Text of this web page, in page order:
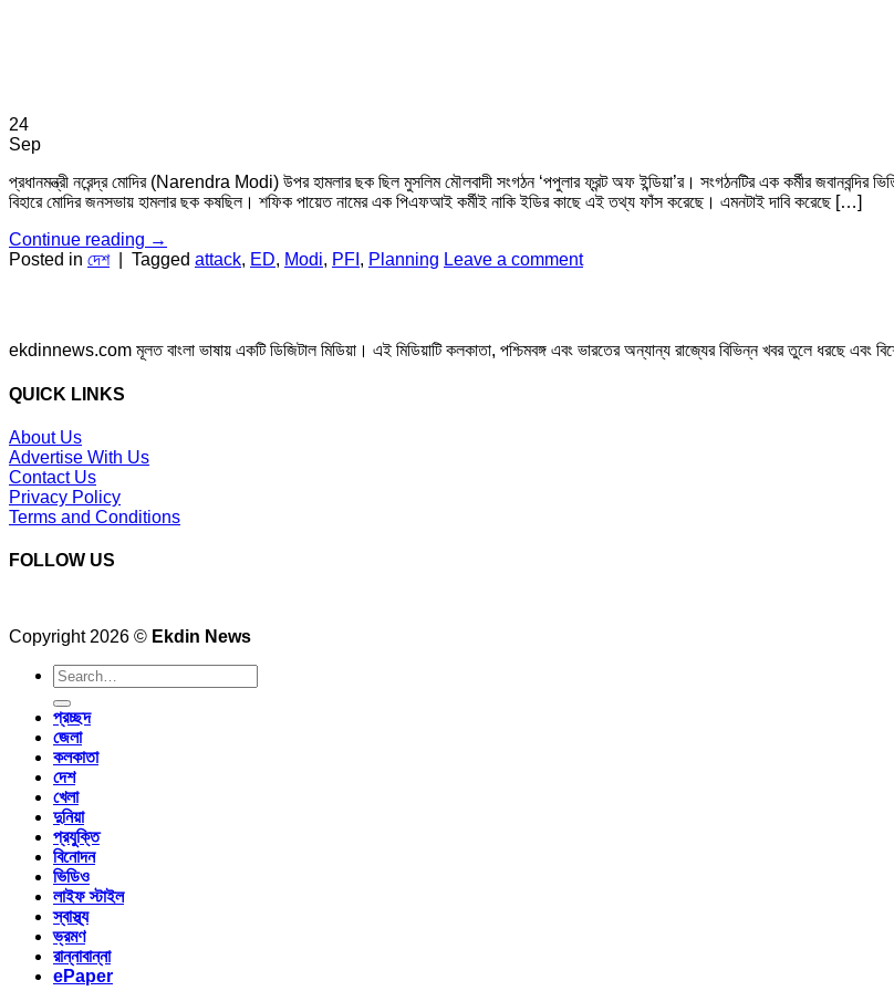
24
Sep
প্রধানমন্ত্রী নরেন্দ্র মোদির (Narendra Modi) উপর হামলার ছক ছিল মুসলিম মৌলবাদী সংগঠন ‘পপুলার ফ্রন্ট অফ ইন্ডিয়া’র। সংগঠনটির এক কর্মীর
বিহারে মোদির জনসভায় হামলার ছক কষছিল। শফিক পায়েত নামের এক পিএফআই কর্মীই নাকি ইডির কাছে এই তথ্য ফাঁস করেছে। এমনটাই দাবি করেছে […]
Continue reading →
Posted in দেশ Tagged attack, ED, Modi, PFI , Planning Leave a comment
ekdinnews.com মূলত বাংলা ভাষায় একটি ডিজিটাল মিডিয়া। এই মিডিয়াটি কলকাতা, পশ্চিমবঙ্গ এবং ভারতের অন্যান্য রাজ্যের বিভিন্ন খবর তুলে ধরছে এবং
QUICK LINKS
About Us
Advertise With Us
Contact Us
Privacy Policy
Terms and Conditions
FOLLOW US
Copyright 2026 © Ekdin News
প্রচ্ছদ
জেলা
কলকাতা
দেশ
খেলা
দুনিয়া
প্রযুক্তি
বিনোদন
ভিডিও
লাইফ স্টাইল
স্বাস্থ্য
ভ্রমণ
রান্নাবান্না
ePaper